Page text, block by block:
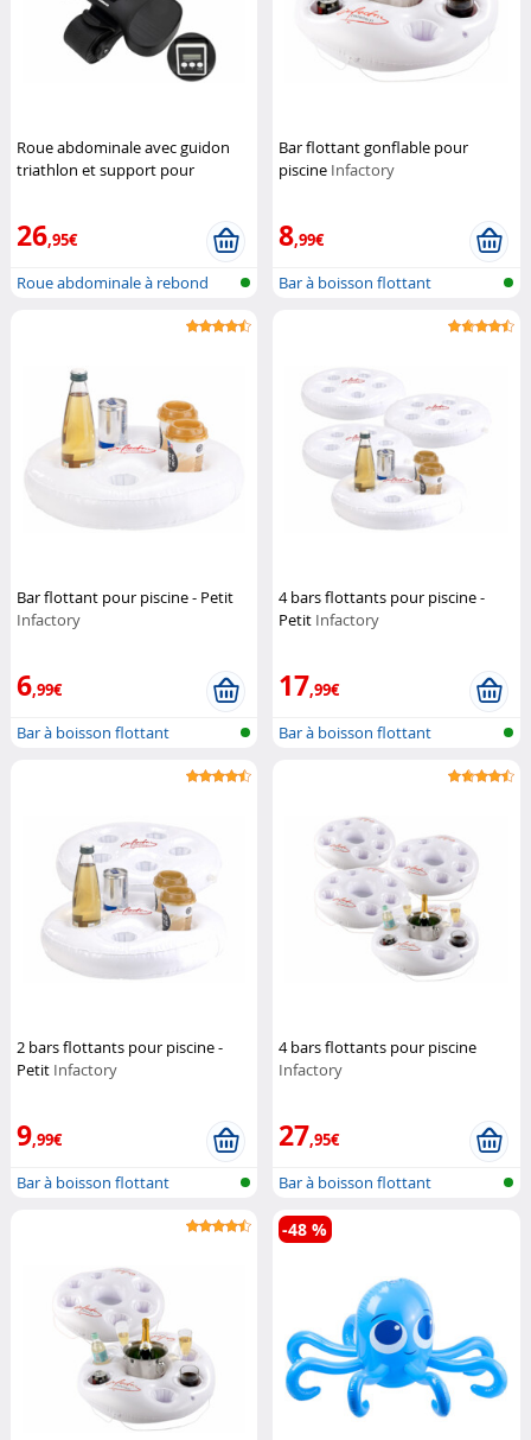
Roue abdominale avec guidon
triathlon et support pour
26,95€
Roue abdominale à rebond
Bar flottant gonflable pour
piscine Infactory
8,99€
Bar à boisson flottant
Bar flottant pour piscine - Petit
Infactory
6,99€
Bar à boisson flottant
4 bars flottants pour piscine -
Petit Infactory
17,99€
Bar à boisson flottant
2 bars flottants pour piscine -
Petit Infactory
9,99€
Bar à boisson flottant
4 bars flottants pour piscine
Infactory
27,95€
Bar à boisson flottant
-48 %